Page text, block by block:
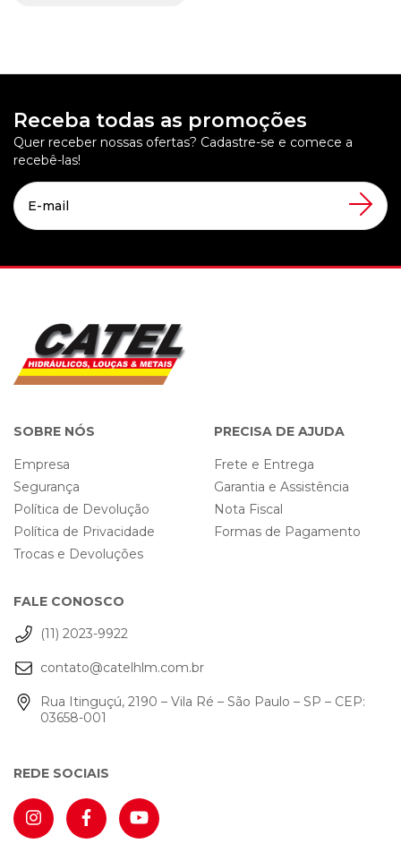
Receba todas as promoções
Quer receber nossas ofertas? Cadastre-se e comece a
recebê-las!
SOBRE NÓS
Empresa
Segurança
Política de Devolução
Política de Privacidade
Trocas e Devoluções
PRECISA DE AJUDA
Frete e Entrega
Garantia e Assistência
Nota Fiscal
Formas de Pagamento
FALE CONOSCO
(11) 2023-9922
contato@catelhlm.com.br
Rua Itinguçú, 2190 – Vila Ré – São Paulo – SP – CEP:
03658-001
REDE SOCIAIS